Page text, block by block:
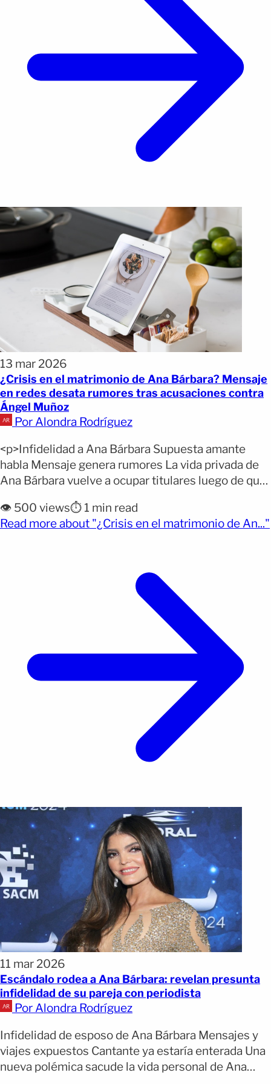
13 mar 2026
¿Crisis en el matrimonio de Ana Bárbara? Mensaje
en redes desata rumores tras acusaciones contra
Ángel Muñoz
Por Alondra Rodríguez
<p>Infidelidad a Ana Bárbara Supuesta amante
habla Mensaje genera rumores La vida privada de
Ana Bárbara vuelve a ocupar titulares luego de que
sostenido una relación con Ángel Muñoz, esposo
de la cantante. Las declaraciones encendieron una
👁️ 500 views⏱️ 1 min read
Read more about "¿Crisis en el matrimonio de An..."
11 mar 2026
Escándalo rodea a Ana Bárbara: revelan presunta
infidelidad de su pareja con periodista
Por Alondra Rodríguez
Infidelidad de esposo de Ana Bárbara Mensajes y
viajes expuestos Cantante ya estaría enterada Una
nueva polémica sacude la vida personal de Ana